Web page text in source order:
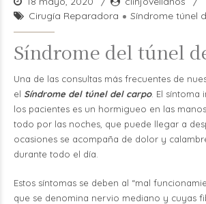
Cirugía Reparadora
Síndrome túnel
Síndrome del túnel
Una de las consultas más frecuentes de
el Síndrome del túnel del carpo. El síntoma
los pacientes es un hormigueo en las
todo por las noches, que puede llegar a
ocasiones se acompaña de dolor y
durante todo el día.
Estos síntomas se deben al “mal
que se denomina nervio mediano y cuyas